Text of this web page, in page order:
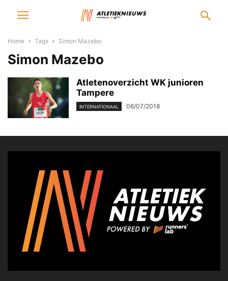
Home Tags Simon Mazebo
Simon Mazebo
Atletenoverzicht WK junioren
Tampere
INTERNATIONAAL 06/07/2018